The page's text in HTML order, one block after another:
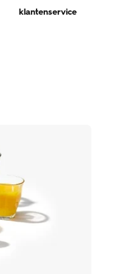
klantenservice